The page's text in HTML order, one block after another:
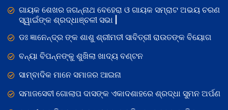
ଗାୟକ ଶେଖର ଜଗନ୍ନାଥ ବେହେରା ଓ ଗାୟକ ସମ୍ରାଟ ଅଭୟ ଚରଣ
ସ୍ୱାଇଁଙ୍କ ଶ୍ରଦ୍ଧାଞ୍ଚଳୀ ସଭା |
ଡଃ ଜ୍ଞାନେନ୍ଦ୍ର ଙ୍କ ଶାଶୁ ଶ୍ରୀମତୀ ସାବିତ୍ରୀ ରାଉତଙ୍କ ବିୟୋଗ
ବନ୍ୟା ବିପନ୍ନଙ୍କୁ ଶୁଖିଲା ଖାଦ୍ୟ ବଣ୍ଟନ
ସାମ୍ବାଦିକ ମାନେ ସମାଜର ଆଇନା
ସମାଜସେବୀ ଗୋଲାପ ଦାସଙ୍କ ଏକାଦଶାହରେ ଶ୍ରଦ୍ଧା ସୁମନ ଅର୍ପଣ